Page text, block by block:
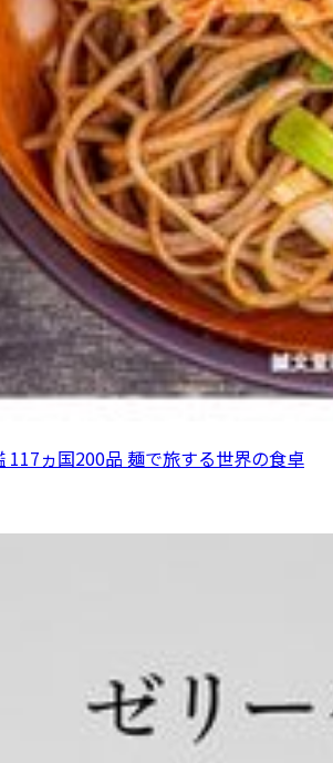
117ヵ国200品 麺で旅する世界の食卓